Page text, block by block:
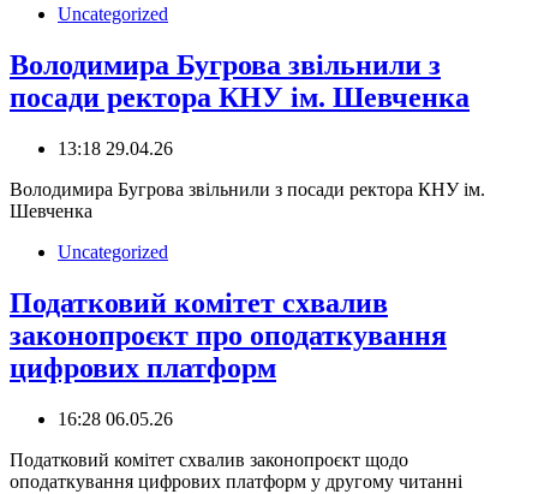
Uncategorized
Володимира Бугрова звільнили з
посади ректора КНУ ім. Шевченка
13:18 29.04.26
️Володимира Бугрова звільнили з посади ректора КНУ ім.
Шевченка
Uncategorized
Податковий комітет схвалив
законопроєкт про оподаткування
цифрових платформ
16:28 06.05.26
Податковий комітет схвалив законопроєкт щодо
оподаткування цифрових платформ у другому читанні